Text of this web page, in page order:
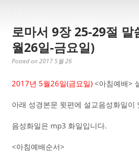
로마서 9장 25-29절 말
월26일-금요일)
Posted on 2017 5월 26
2017년 5월26일(금요일) <아침예배>
아래 성경본문 윗편에 설교음성화일이
음성화일은 mp3 화일입니다.
<아침예배순서>